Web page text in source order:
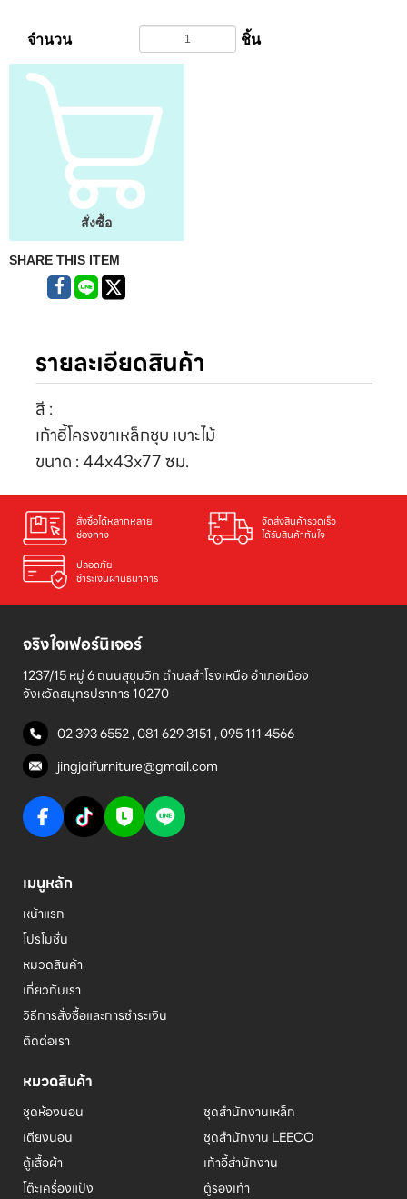
จำนวน ชิ้น
สั่งซื้อ
SHARE THIS ITEM
รายละเอียดสินค้า
สี :
เก้าอี้โครงขาเหล็กชุบ เบาะไม้
ขนาด : 44x43x77 ซม.
สั่งซื้อได้หลากหลาย
ช่องทาง
จัดส่งสินค้ารวดเร็ว
ได้รับสินค้าทันใจ
ปลอดภัย
ชำระเงินผ่านธนาคาร
จริงใจเฟอร์นิเจอร์
1237/15 หมู่ 6 ถนนสุขุมวิท ตำบลสำโรงเหนือ อำเภอเมือง
จังหวัดสมุทรปราการ 10270
02 393 6552,081 629 3151 ,095 111 4566
jingjaifurniture@gmail.com
เมนูหลัก
หน้าแรก
โปรโมชั่น
หมวดสินค้า
เกี่ยวกับเรา
วิธีการสั่งซื้อและการชำระเงิน
ติดต่อเรา
หมวดสินค้า
ชุดห้องนอน
เตียงนอน
ตู้เสื้อผ้า
โต๊ะเครื่องแป้ง
ชุดสำนักงานเหล็ก
ชุดสำนักงาน LEECO
เก้าอี้สำนักงาน
ตู้รองเท้า